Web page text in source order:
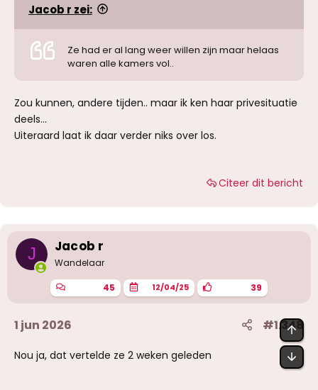
Jacob r zei:
Ze had er al lang weer willen zijn maar helaas
waren alle kamers vol..
Zou kunnen, andere tijden.. maar ik ken haar privesituatie
deels...
Uiteraard laat ik daar verder niks over los.
Citeer dit bericht
J Jacob r
Wandelaar
45 12/04/25 39
1 jun 2026 #1.348
Nou ja, dat vertelde ze 2 weken geleden